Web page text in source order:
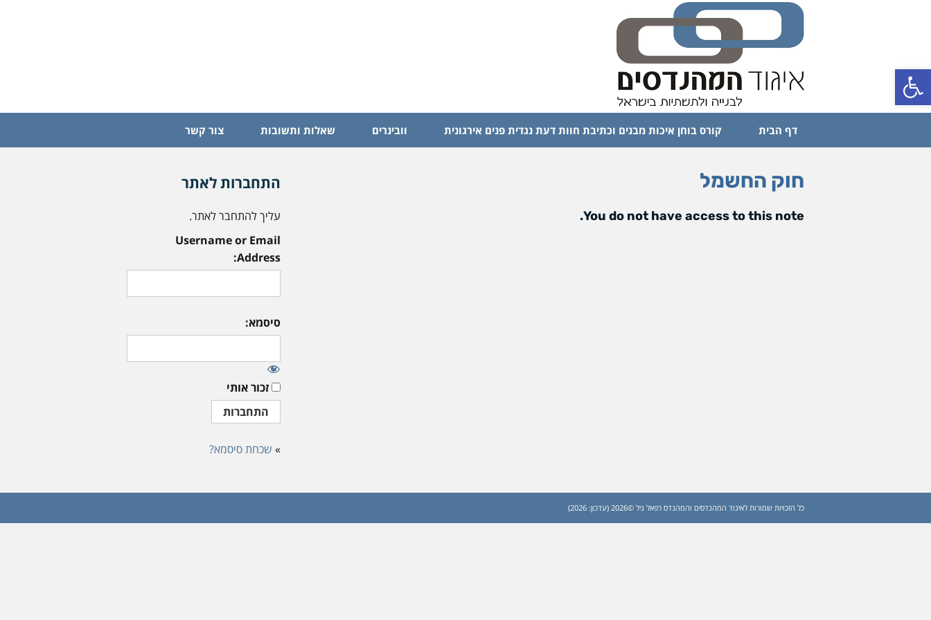
פתח סרגל נגישות
דף הבית קורס בוחן איכות מבנים וכתיבת חוות דעת נגדית פנים אירגונית וובינרים שאלות ותשובות צור קשר
חוק החשמל
You do not have access to this note.
התחברות לאתר
עליך להתחבר לאתר.
Username or Email
Address:
סיסמא:
זכור אותי
» שכחת סיסמא?
כל הזכויות שמורות לאיגוד המהנדסים והמהנדס רפאל גיל ©2026 (עדכון: 2026)